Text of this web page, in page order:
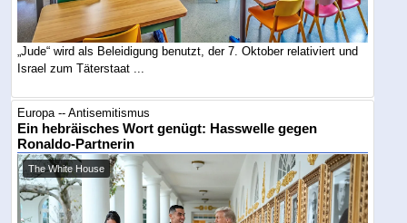
„Jude“ wird als Beleidigung benutzt, der 7. Oktober relativiert und
Israel zum Täterstaat ...
Europa -- Antisemitismus
Ein hebräisches Wort genügt: Hasswelle gegen
Ronaldo-Partnerin
The White House